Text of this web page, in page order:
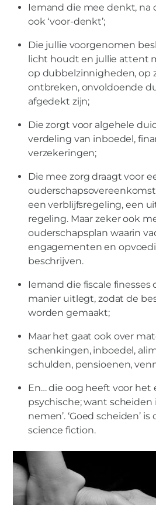
Iemand die mee denkt, na
ook ‘voor-denkt’;
Die jullie voorgenomen
licht houdt en jullie attent
op dubbelzinnigheden, op
ontbreken, onvoldoende
afgedekt zijn;
Die zorgt voor algehele
verdeling van inboedel,
verzekeringen;
Die mee zorg draagt voor
een verblijfsregeling, een
regeling. Maar zeker ook
ouderschapsplan waarin
engagementen en
beschrijven.
Iemand die fiscale finesses
manier uitlegt, zodat de
worden gemaakt;
Maar het gaat ook over
schenkingen, inboedel,
schulden, pensioenen,
En… die oog heeft voor
psychische; want scheiden
nemen’. ‘Goed scheiden’
science fiction.